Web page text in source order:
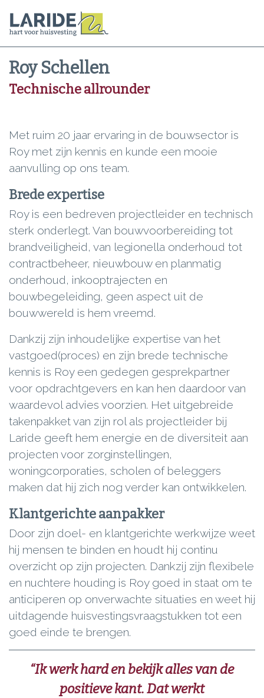
Roy Schellen
Technische allrounder
Met ruim 20 jaar ervaring in de bouwsector is
Roy met zijn kennis en kunde een mooie
aanvulling op ons team.
Brede expertise
Roy is een bedreven projectleider en technisch
sterk onderlegt. Van bouwvoorbereiding tot
brandveiligheid, van legionella onderhoud tot
contractbeheer, nieuwbouw en planmatig
onderhoud, inkooptrajecten en
bouwbegeleiding, geen aspect uit de
bouwwereld is hem vreemd.
Dankzij zijn inhoudelijke expertise van het
vastgoed(proces) en zijn brede technische
kennis is Roy een gedegen gesprekpartner
voor opdrachtgevers en kan hen daardoor van
waardevol advies voorzien. Het uitgebreide
takenpakket van zijn rol als projectleider bij
Laride geeft hem energie en de diversiteit aan
projecten voor zorginstellingen,
woningcorporaties, scholen of beleggers
maken dat hij zich nog verder kan ontwikkelen.
Klantgerichte aanpakker
Door zijn doel- en klantgerichte werkwijze weet
hij mensen te binden en houdt hij continu
overzicht op zijn projecten. Dankzij zijn flexibele
en nuchtere houding is Roy goed in staat om te
anticiperen op onverwachte situaties en weet hij
uitdagende huisvestingsvraagstukken tot een
goed einde te brengen.
“Ik werk hard en bekijk alles van de
positieve kant. Dat werkt